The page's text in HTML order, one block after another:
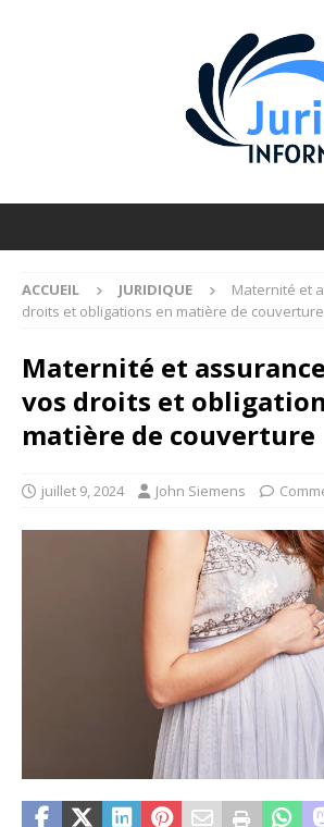
ACCUEIL JURIDIQUE
Maternité et
droits et obligations en matière de couverture
Maternité et
vos droits et
matière de couverture
juillet 9, 2024 John Siemens